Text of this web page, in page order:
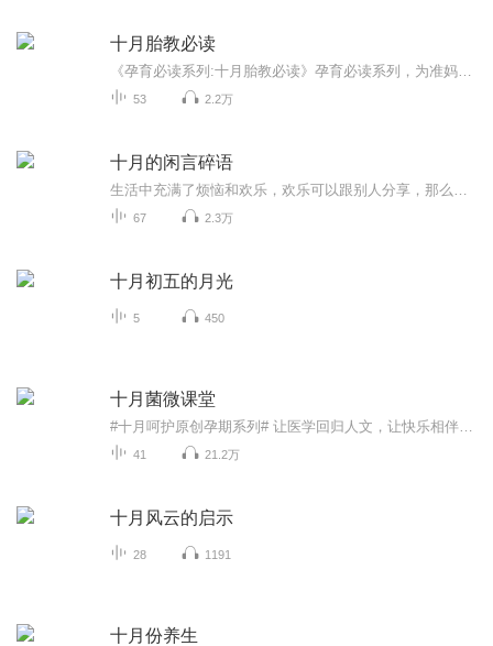
十月胎教必读
53 2.2万
十月的闲言碎语
67 2.3万
十月初五的月光
5 450
十月菌微课堂
41 21.2万
十月风云的启示
28 1191
十月份养生